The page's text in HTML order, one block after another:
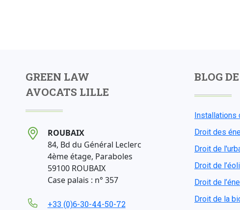
GREEN LAW
AVOCATS LILLE
ROUBAIX
84, Bd du Général Leclerc
4ème étage, Paraboles
59100 ROUBAIX
Case palais : n° 357
+33 (0)6-30-44-50-72
BLOG
Installations
Droit des
Droit de
Droit de
Droit de
Droit de la